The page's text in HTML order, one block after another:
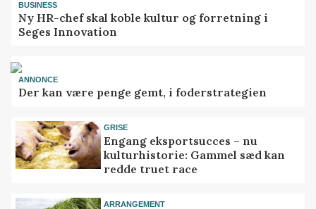
BUSINESS
Ny HR-chef skal koble kultur og forretning i
Seges Innovation
ANNONCE
Der kan være penge gemt, i foderstrategien
GRISE
Engang eksportsucces – nu
kulturhistorie: Gammel sæd kan
redde truet race
ARRANGEMENT